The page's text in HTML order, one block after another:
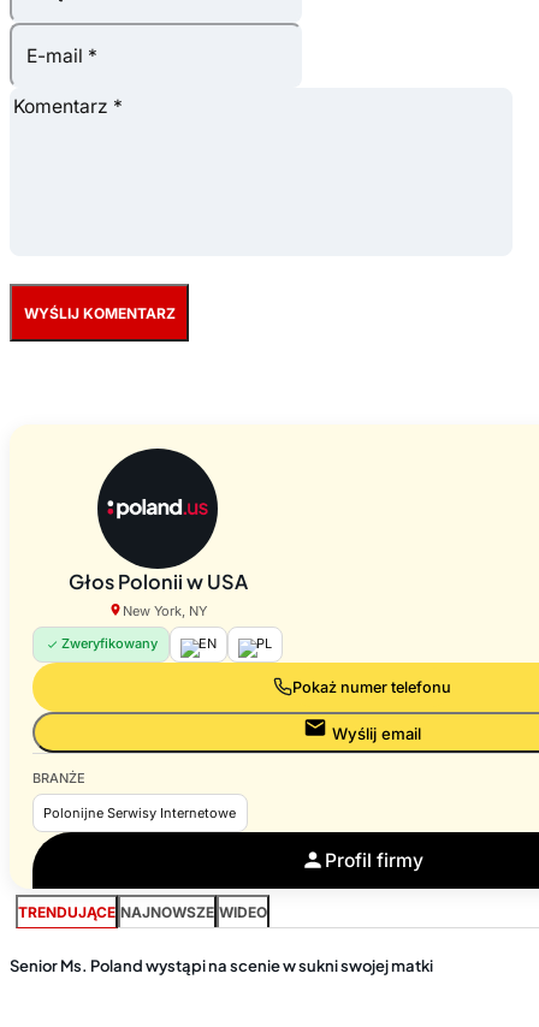
Głos Polonii w USA
New York, NY
Zweryfikowany
EN PL
Pokaż numer telefonu
Wyślij email
BRANŻE
Polonijne Serwisy Internetowe
Profil firmy
TRENDUJĄCE NAJNOWSZE WIDEO
Senior Ms. Poland wystąpi na scenie w sukni swojej matki